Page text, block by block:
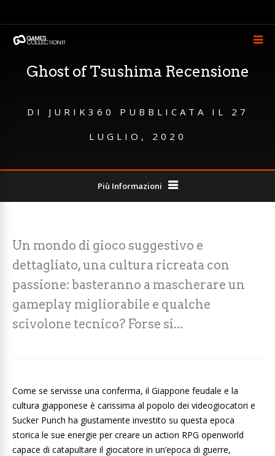
Ghost of Tsushima Recensione
DI JURIK360 PUBBLICATA IL 27
LUGLIO, 2020
Più Informazioni
Un mondo di gioco suggestivo e
dettagliato, una cultura ricreata con
passione: basteranno a mascherare un
gameplay migliorabile e qualche
scivolone tecnico? Forse si...
Come se servisse una conferma, il Giappone feudale e la
cultura giapponese è carissima al popolo dei videogiocatori e
Sucker Punch ha giustamente investito su questa epoca
storica le sue energie per creare un action RPG openworld
capace di catapultare il giocatore in un’epoca di guerre,